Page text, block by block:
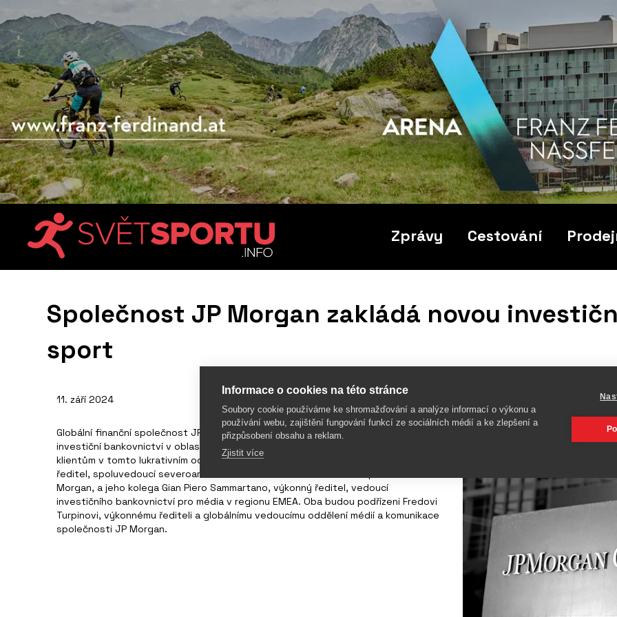
Zprávy Cestování
Společnost JP Morgan zakládá novou
sport
11. září 2024
Globální finanční společnost JP Morgan Chase založila novou „skupinu pro
investiční bankovnictví v oblasti sportu“, která bude poskytovat poradenství
klientům v tomto lukrativním odvětví. Nový tým povede Eric Menell, výkonný
ředitel, spoluvedoucí severoamerického investičního bankovnictví pro média v JP
Morgan, a jeho kolega Gian Piero Sammartano, výkonný ředitel, vedoucí
investičního bankovnictví pro média v regionu EMEA. Oba budou podřízeni Fredovi
Turpinovi, výkonnému řediteli a globálnímu vedoucímu oddělení médií a komunikace
společnosti JP Morgan.
Informace o cookies na této stránce
Soubory cookie používáme ke shromažďování a analýze informací o výkonu a
používání webu, zajištění fungování funkcí ze sociálních médií a ke zlepšení a
přizpůsobení obsahu a reklam.
Zjistit více